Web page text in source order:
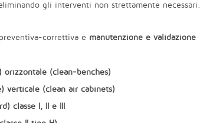
gli interventi non strettamente necessari.
correttiva e manutenzione e validazione
orizzontale (clean-benches)
verticale (clean air cabinets)
classe I, II e III